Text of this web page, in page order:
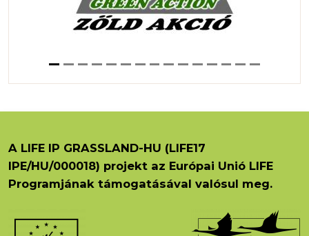
A LIFE IP GRASSLAND-HU (LIFE17
IPE/HU/000018) projekt az Európai Unió LIFE
Programjának támogatásával valósul meg.